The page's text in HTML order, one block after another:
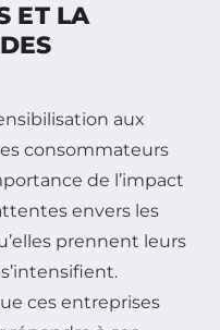
ET LA
aux
consommateurs
de l’impact
envers les
prennent leurs
ces entreprises